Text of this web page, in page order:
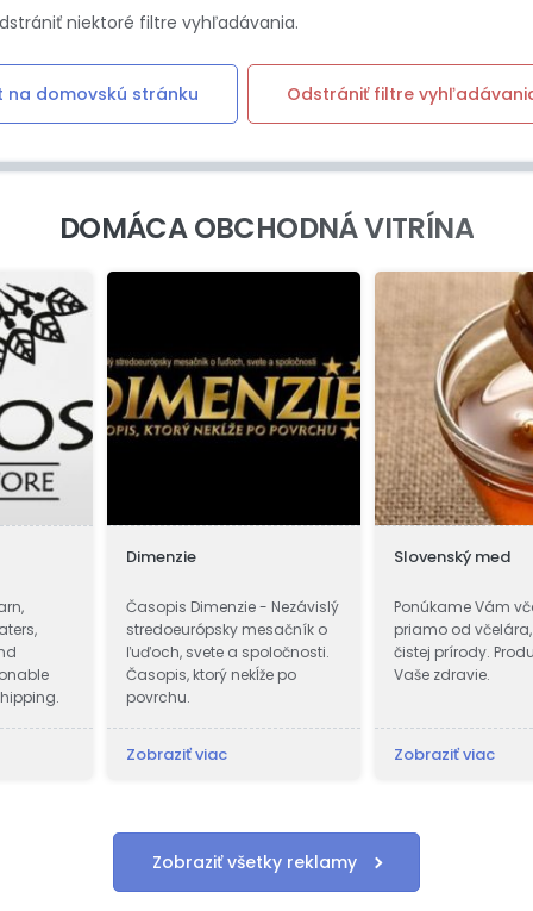
niektoré filtre vyhľadávania.
na domovskú stránku Odstrániť filtre
DOMÁCA OBCHODNÁ VITRÍNA
Gemerská
a hrnčiarska
Gemerskej Hôrke
v r. 2003-
viac
Všetky moje šperky a iné
doplnky sú vyrábané ručne, s
láskou a radosťou, v
nefajčiarskom prostredí.
Zobraziť viac
Dom
pár
sa.
byť
Zobraziť všetky reklamy